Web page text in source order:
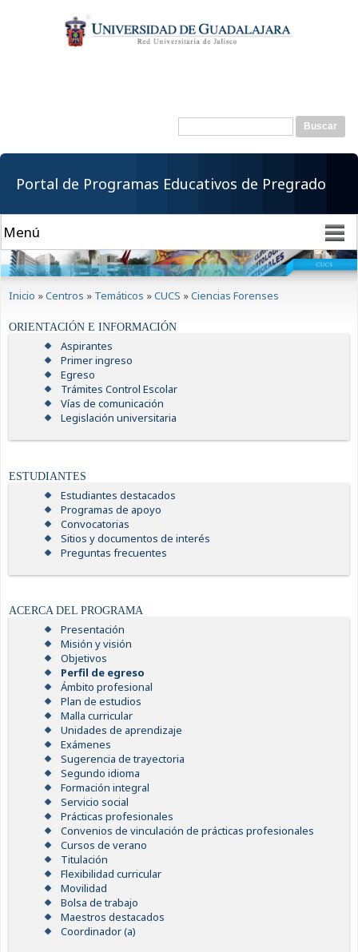
contenido
principal
Formulario de
Buscar
Portal de Programas Educativos de Pregrado
Inicio »Centros » Temáticos »CUCS »Ciencias Forenses
ORIENTACIÓN E INFORMACIÓN
Aspirantes
Primer ingreso
Egreso
Trámites Control Escolar
Vías de comunicación
Legislación universitaria
ESTUDIANTES
Estudiantes destacados
Programas de apoyo
Convocatorias
Sitios y documentos de interés
Preguntas frecuentes
ACERCA DEL PROGRAMA
Presentación
Misión y visión
Objetivos
Perfil de egreso
Ámbito profesional
Plan de estudios
Malla curricular
Unidades de aprendizaje
Exámenes
Sugerencia de trayectoria
Segundo idioma
Formación integral
Servicio social
Prácticas profesionales
Convenios de vinculación de prácticas profesionales
Cursos de verano
Titulación
Flexibilidad curricular
Movilidad
Bolsa de trabajo
Maestros destacados
Coordinador (a)